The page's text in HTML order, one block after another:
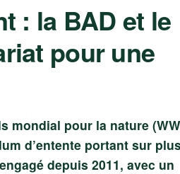
: la BAD et le
pour une
mondial pour la nature
d’entente portant sur plus
depuis 2011, avec un